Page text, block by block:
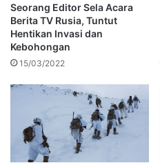
Seorang Editor Sela Acara
Berita TV Rusia, Tuntut
Hentikan Invasi dan
Kebohongan
15/03/2022